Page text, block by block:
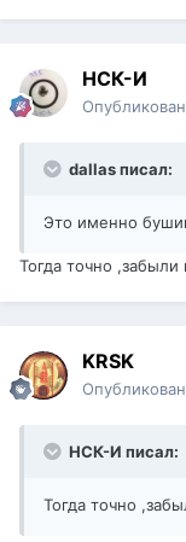
НСК-И
dallas писал:
Это именно
Тогда точно ,забыли
KRSK
НСК-И писал:
Тогда точно